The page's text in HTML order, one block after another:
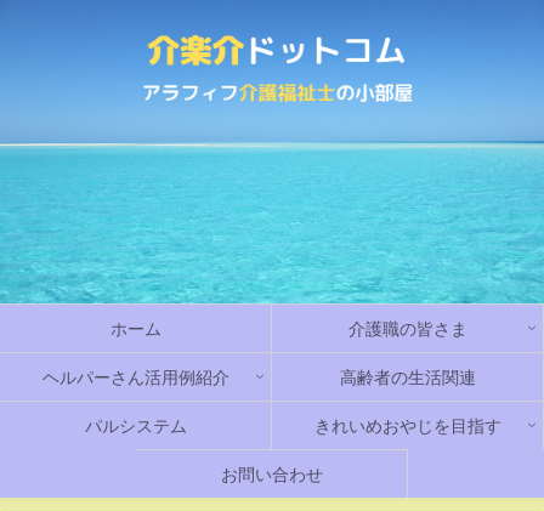
ホーム 介護職の皆さま
ヘルパーさん活用例紹介 高齢者の生活関連
パルシステム きれいめおやじを目指す
お問い合わせ